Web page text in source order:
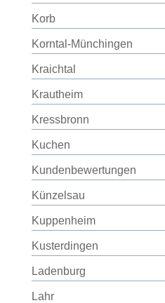
Korb
Korntal-Münchingen
Kraichtal
Krautheim
Kressbronn
Kuchen
Kundenbewertungen
Künzelsau
Kuppenheim
Kusterdingen
Ladenburg
Lahr